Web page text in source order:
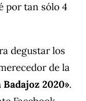
por tan sólo 4
degustar los
de la
Badajoz 2020».